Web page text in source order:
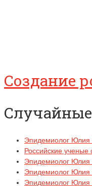
Создание
Эпидемиолог Юлия
Российские ученые
Эпидемиолог Юлия
Эпидемиолог Юлия
Эпидемиолог Юлия